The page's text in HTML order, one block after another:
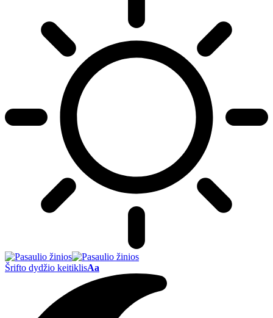
Šrifto dydžio keitiklisAa